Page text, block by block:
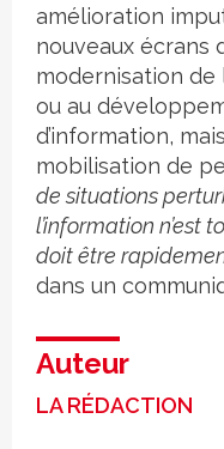
amélioration
nouveaux écrans
modernisation de
ou au
d’information,
mobilisation de
de situations
l’information n’est
doit être
dans un
Auteur
LA RÉDACTION